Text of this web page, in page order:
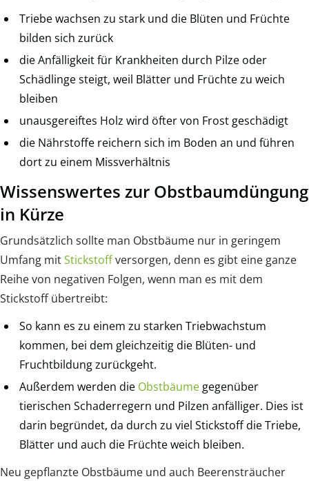
Triebe wachsen zu stark und die Blüten und Früchte
bilden sich zurück
die Anfälligkeit für Krankheiten durch Pilze oder
Schädlinge steigt, weil Blätter und Früchte zu weich
bleiben
unausgereiftes Holz wird öfter von Frost geschädigt
die Nährstoffe reichern sich im Boden an und führen
dort zu einem Missverhältnis
Wissenswertes zur Obstbaumdüngung
in Kürze
Grundsätzlich sollte man Obstbäume nur in geringem
Umfang mitStickstoffversorgen, denn es gibt eine ganze
Reihe von negativen Folgen, wenn man es mit dem
Stickstoff übertreibt:
So kann es zu einem zu starken Triebwachstum
kommen, bei dem gleichzeitig die Blüten- und
Fruchtbildung zurückgeht.
Außerdem werden die Obstbäume gegenüber
tierischen Schaderregern und Pilzen anfälliger. Dies ist
darin begründet, da durch zu viel Stickstoff die Triebe,
Blätter und auch die Früchte weich bleiben.
Neu gepflanzte Obstbäume und auch Beerensträucher